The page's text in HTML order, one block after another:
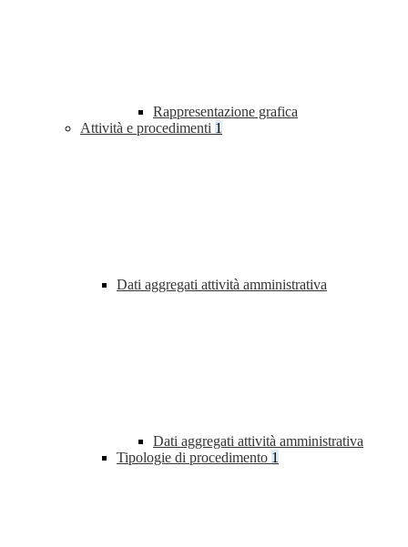
Rappresentazione grafica
Attività e procedimenti 1
Dati aggregati attività amministrativa
Dati aggregati attività amministrativa
Tipologie di procedimento 1